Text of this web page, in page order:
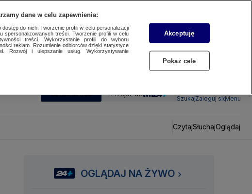
SUBSKRYBUJ Przejdź do
SzukajZaloguj sięMenu
CzytajSłuchajOglądaj
OGLĄDAJ NA ŻYWO
dane w celu zapewnienia:
do nich. Tworzenie profili w celu personalizacji
spersonalizowanych treści. Tworzenie profili w celu
treści. Wykorzystanie profili do wyboru
reklam. Rozumienie odbiorców dzięki statystyce
Rozwój i ulepszanie usług. Wykorzystywanie
Akceptuję
Pokaż cele